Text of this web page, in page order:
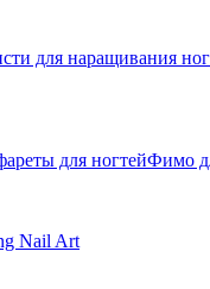
для наращивания
для ногтейФимо
Nail Art